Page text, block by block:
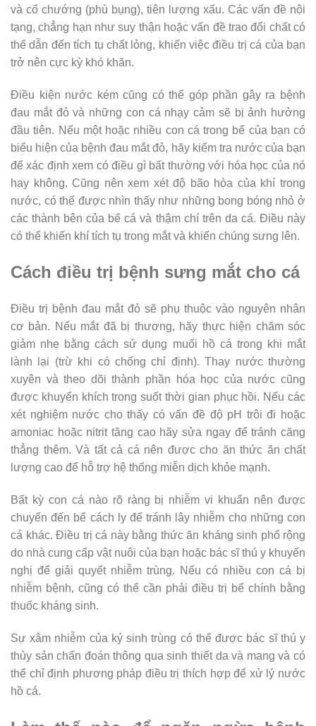
và cổ chướng (phù bụng), tiên lượng xấu. Các vấn đề nội
tạng, chẳng hạn như suy thận hoặc vấn đề trao đổi chất có
thể dẫn đến tích tụ chất lỏng, khiến việc điều trị cá của bạn
trở nên cực kỳ khó khăn.
Điều kiện nước kém cũng có thể góp phần gây ra bệnh
đau mắt đỏ và những con cá nhạy cảm sẽ bị ảnh hưởng
đầu tiên. Nếu một hoặc nhiều con cá trong bể của bạn có
biểu hiện của bệnh đau mắt đỏ, hãy kiểm tra nước của bạn
để xác định xem có điều gì bất thường với hóa học của nó
hay không. Cũng nên xem xét độ bão hòa của khí trong
nước, có thể được nhìn thấy như những bong bóng nhỏ ở
các thành bên của bể cá và thậm chí trên da cá. Điều này
có thể khiến khí tích tụ trong mắt và khiến chúng sưng lên.
Cách điều trị bệnh sưng mắt cho cá
Điều trị bệnh đau mắt đỏ sẽ phụ thuộc vào nguyên nhân
cơ bản. Nếu mắt đã bị thương, hãy thực hiện chăm sóc
giảm nhẹ bằng cách sử dụng muối hồ cá trong khi mắt
lành lại (trừ khi có chống chỉ định). Thay nước thường
xuyên và theo dõi thành phần hóa học của nước cũng
được khuyến khích trong suốt thời gian phục hồi. Nếu các
xét nghiệm nước cho thấy có vấn đề độ pH trôi đi hoặc
amoniac hoặc nitrit tăng cao hãy sửa ngay để tránh căng
thẳng thêm. Và tất cả cá nên được cho ăn thức ăn chất
lượng cao để hỗ trợ hệ thống miễn dịch khỏe mạnh.
Bất kỳ con cá nào rõ ràng bị nhiễm vi khuẩn nên được
chuyển đến bể cách ly để tránh lây nhiễm cho những con
cá khác. Điều trị cá này bằng thức ăn kháng sinh phổ rộng
do nhà cung cấp vật nuôi của bạn hoặc bác sĩ thú y khuyến
nghị để giải quyết nhiễm trùng. Nếu có nhiều con cá bị
nhiễm bệnh, cũng có thể cần phải điều trị bể chính bằng
thuốc kháng sinh.
Sự xâm nhiễm của ký sinh trùng có thể được bác sĩ thú y
thủy sản chẩn đoán thông qua sinh thiết da và mang và có
thể chỉ định phương pháp điều trị thích hợp để xử lý nước
hồ cá.